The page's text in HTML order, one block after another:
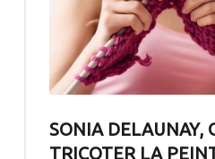
SONIA DELAUNAY,
TRICOTER LA